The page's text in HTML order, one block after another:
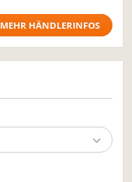
MEHR HÄNDLERINFOS